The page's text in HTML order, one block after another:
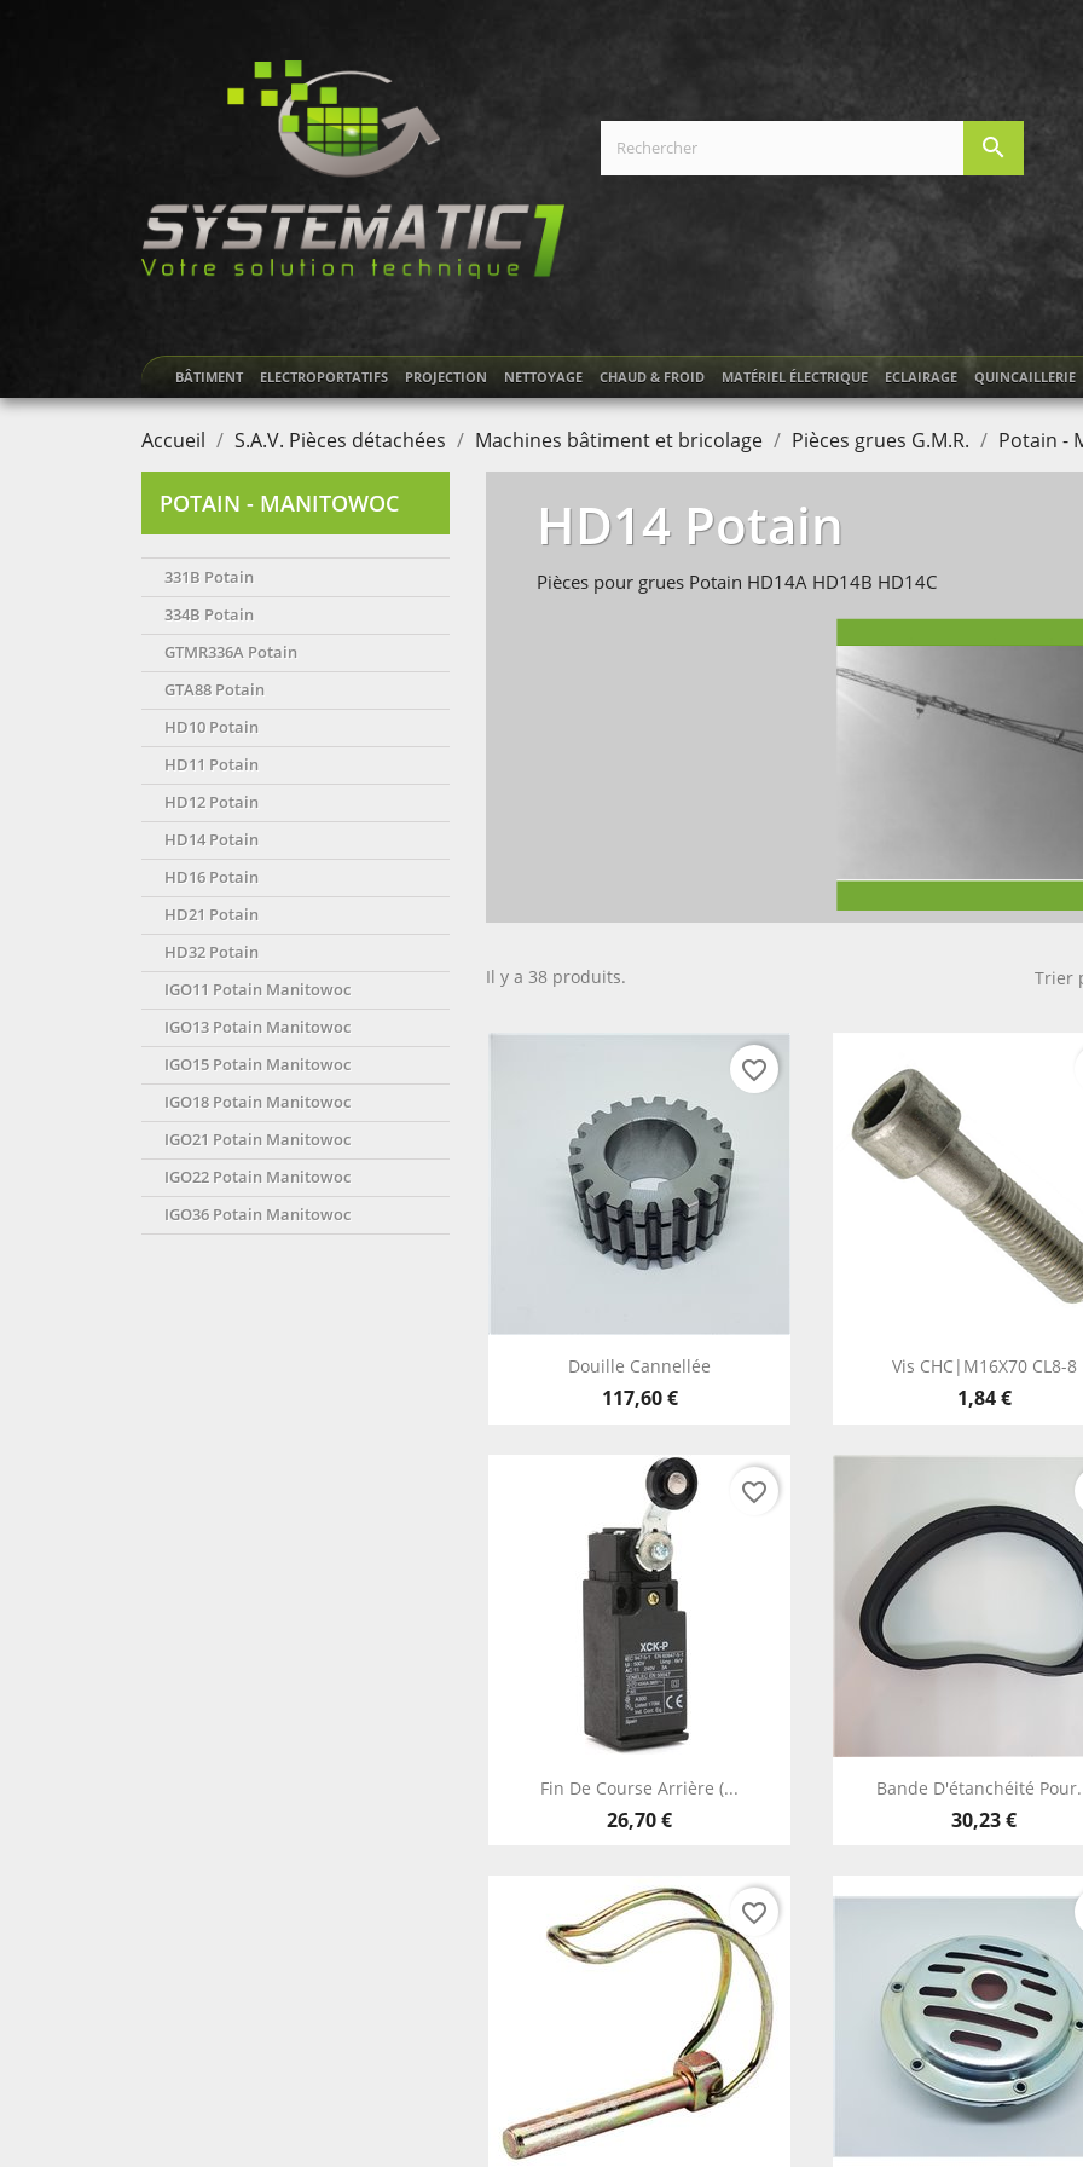
search
BÂTIMENT ELECTROPORTATIFS PROJECTION NETTOYAGE CHAUD & FROID MATÉRIEL ÉLECTRIQUE ECLAIRAGE QUINCAILLERIE
Accueil S.A.V. Pièces détachées Machines bâtiment et bricolage Pièces grues G.M.R. Potain -
POTAIN - MANITOWOC
331B Potain
334B Potain
GTMR336A Potain
GTA88 Potain
HD10 Potain
HD11 Potain
HD12 Potain
HD14 Potain
HD16 Potain
HD21 Potain
HD32 Potain
IGO11 Potain Manitowoc
IGO13 Potain Manitowoc
IGO15 Potain Manitowoc
IGO18 Potain Manitowoc
IGO21 Potain Manitowoc
IGO22 Potain Manitowoc
IGO36 Potain Manitowoc
HD14 Potain
Pièces pour grues Potain HD14A HD14B HD14C
Il y a 38 produits. Trier
Aperçu rapide
Douille Cannellée
117,60 €
favorite_border
Aperçu rapide
Vis CHC|M16X70 CL8-8
1,84 €
Aperçu rapide
Fin De Course Arrière (...
26,70 €
favorite_border
 Aperçu rapide
Bande D'étanchéité
30,23 €
favorite_border